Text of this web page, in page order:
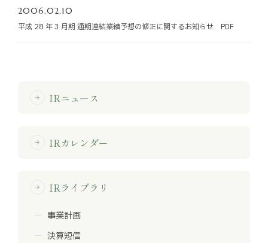
2006.02.10
平成 28 年 3 月期 通期連結業績予想の修正に関するお知らせ PDF
arrow_forward IRニュース
arrow_forward IRカレンダー
arrow_forward IRライブラリ
事業計画
決算短信